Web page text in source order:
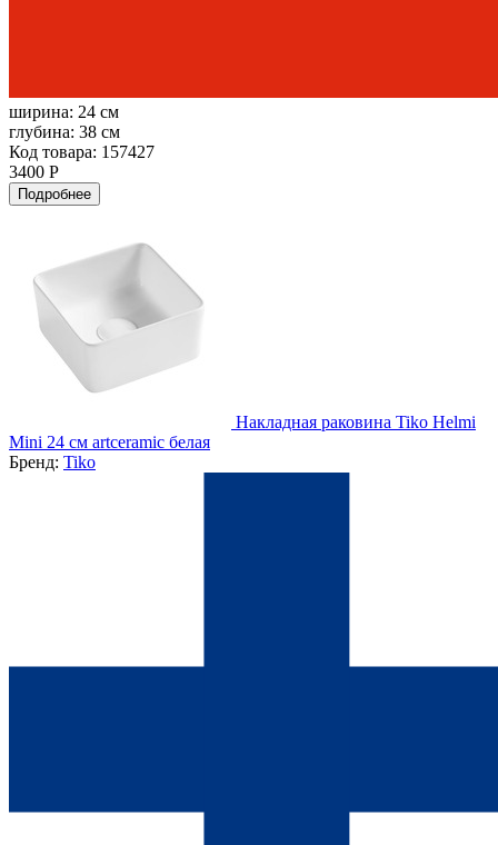
ширина: 24 см
глубина: 38 см
Код товара: 157427
3400 Р
Подробнее
Накладная раковина Tiko Helmi
Mini 24 см artceramic белая
Бренд: Tiko